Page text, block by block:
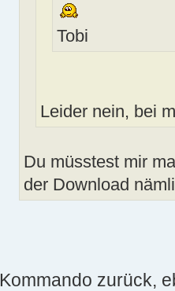
Tobi
Leider nein, bei
Du müsstest mir
der Download
Kommando zurück,